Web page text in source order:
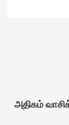
அதிகம்